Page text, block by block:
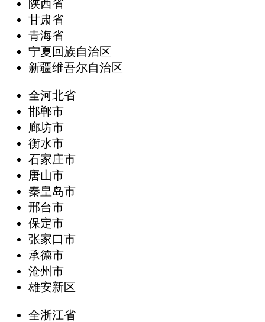
陕西省
甘肃省
青海省
宁夏回族自治区
新疆维吾尔自治区
全河北省
邯郸市
廊坊市
衡水市
石家庄市
唐山市
秦皇岛市
邢台市
保定市
张家口市
承德市
沧州市
雄安新区
全浙江省